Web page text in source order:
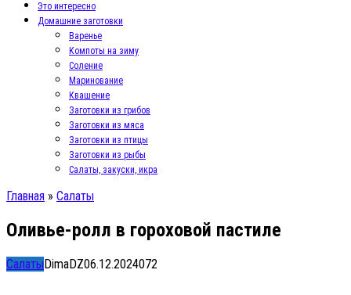
Это интересно
Домашние заготовки
Варенье
Компоты на зиму
Соление
Маринование
Квашение
Заготовки из грибов
Заготовки из мяса
Заготовки из птицы
Заготовки из рыбы
Салаты, закуски, икра
Главная » Салаты
Оливье-ролл в гороховой пастиле
СалатыDimaDZ06.12.2024072